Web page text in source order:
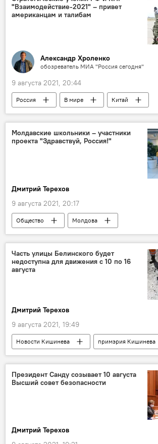
"Взаимодействие-2021" – привет
американцам и талибам
Александр Хроленко
обозреватель МИА "Россия сегодня"
9 августа 2021, 20:44
Россия В мире
Китай
военные учения
колумнистика
Молдавские школьники – участники
проекта "Здравствуй, Россия!"
Дмитрий Терехов
9 августа 2021, 20:17
Общество
Молдова
Россотрудничество
школьники
В Молдове
Часть улицы Белинского будет
недоступна для движения с 10 по 16
августа
Дмитрий Терехов
9 августа 2021, 19:49
Новости Кишинева
примэрия Кишинева
дорожные работы
ограничение
Президент Санду созывает 10 августа
Высший совет безопасности
Дмитрий Терехов